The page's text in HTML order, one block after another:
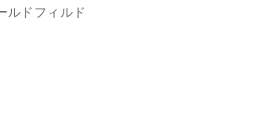
ルドフィルド